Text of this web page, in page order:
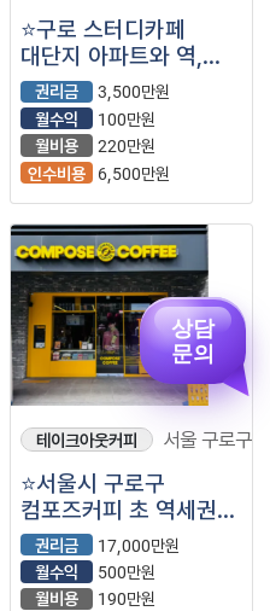
⭐구로 스터디카페
대단지 아파트와 역,
다수의 학교 등으로
입지 좋은 매장입니다.
권리금
3,500만원
월수익
100만원
월비용
220만원
인수비용
6,500만원
테이크아웃커피 서울 구로구
⭐서울시 구로구
컴포즈커피 초 역세권
유동인구 많은 지역에서
매출이 안정적인
매장입니다.
권리금
17,000만원
월수익
500만원
월비용
190만원
상담
문의